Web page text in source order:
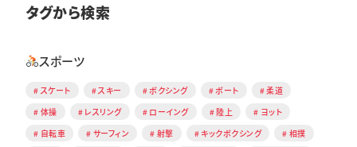
タグから検索
スポーツ
スケート スキー ボクシング ボート
柔道
体操
レスリング ローイング 陸上
ヨット
自転車
サーフィン 射撃 キックボクシング
相撲